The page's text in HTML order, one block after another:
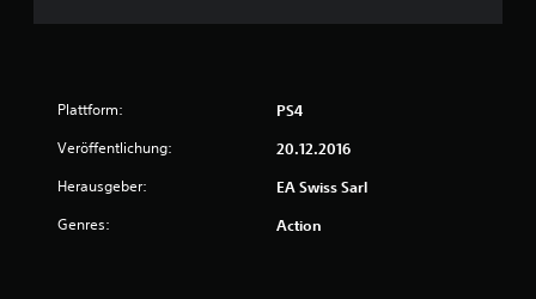
Plattform: PS4
Veröffentlichung: 20.12.2016
Herausgeber: EA Swiss Sarl
Genres: Action